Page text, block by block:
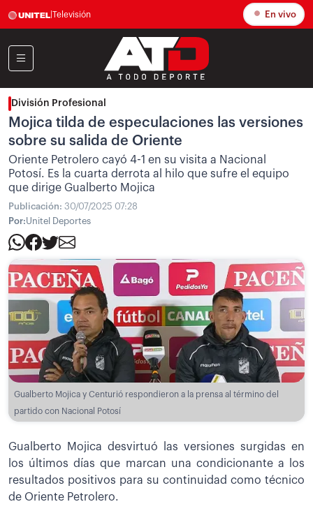
Televisión En vivo
División Profesional
Mojica tilda de especulaciones las versiones
sobre su salida de Oriente
Oriente Petrolero cayó 4-1 en su visita a Nacional
Potosí. Es la cuarta derrota al hilo que sufre el equipo
que dirige Gualberto Mojica
Publicación: 30/07/2025 07:28
Por:Unitel Deportes
Gualberto Mojica y Centurió respondieron a la prensa al término del
partido con Nacional Potosí
Gualberto Mojica desvirtuó las versiones surgidas en
los últimos días que marcan una condicionante a los
resultados positivos para su continuidad como técnico
de Oriente Petrolero.